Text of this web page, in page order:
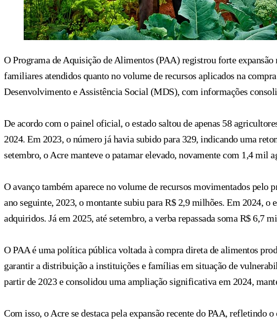
O Programa de Aquisição de Alimentos (PAA) registrou forte
familiares atendidos quanto no volume de recursos aplicados na
Desenvolvimento e Assistência Social (MDS), com informações
De acordo com o painel oficial, o estado saltou de apenas 58
2024. Em 2023, o número já havia subido para 329, indicando uma
setembro, o Acre manteve o patamar elevado, novamente com 1,4 mil
O avanço também aparece no volume de recursos movimentados
ano seguinte, 2023, o montante subiu para R$ 2,9 milhões. Em 2024,
adquiridos. Já em 2025, até setembro, a verba repassada soma R$ 6,7
O PAA é uma política pública voltada à compra direta de alimentos
garantir a distribuição a instituições e famílias em situação de
partir de 2023 e consolidou uma ampliação significativa em 2024,
Com isso, o Acre se destaca pela expansão recente do PAA,